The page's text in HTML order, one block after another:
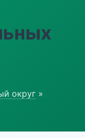
округ »